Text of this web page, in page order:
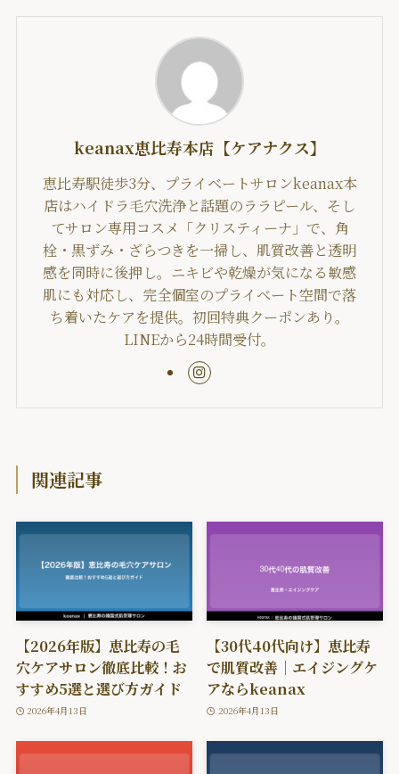
keanax恵比寿本店【ケアナクス】
恵比寿駅徒歩3分、プライベートサロンkeanax本
店はハイドラ毛穴洗浄と話題のララピール、そし
てサロン専用コスメ「クリスティーナ」で、角
栓・黒ずみ・ざらつきを一掃し、肌質改善と透明
感を同時に後押し。ニキビや乾燥が気になる敏感
肌にも対応し、完全個室のプライベート空間で落
ち着いたケアを提供。初回特典クーポンあり。
LINEから24時間受付。
関連記事
【2026年版】恵比寿の毛
穴ケアサロン徹底比較！お
すすめ5選と選び方ガイド
2026年4月13日
【30代40代向け】恵比寿
で肌質改善｜エイジングケ
アならkeanax
2026年4月13日